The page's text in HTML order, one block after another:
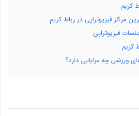
کریم
مراکز فیزیوتراپی در رباط کریم
فیزیوتراپی
کریم
ورزشی چه مزایایی دارد؟